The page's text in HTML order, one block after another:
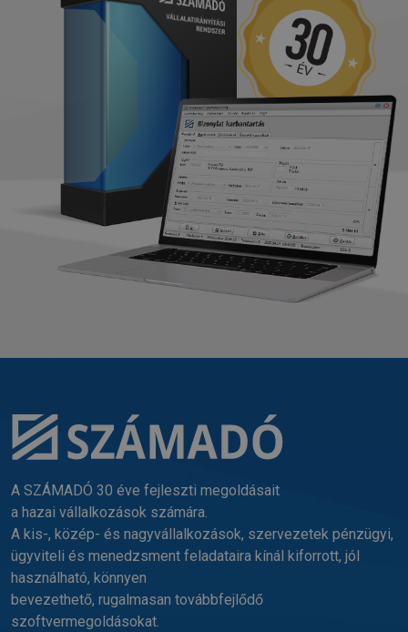
A SZÁMADÓ 30 éve fejleszti megoldásait
a hazai vállalkozások számára.
A kis-, közép- és nagyvállalkozások, szervezetek pénzügyi,
ügyviteli és menedzsment feladataira kínál kiforrott, jól
használható, könnyen
bevezethető, rugalmasan továbbfejlődő
szoftvermegoldásokat.